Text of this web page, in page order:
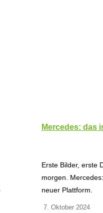
Mercedes: das
Erste Bilder, erste
morgen.
neuer Plattform.
7. Oktober 2024